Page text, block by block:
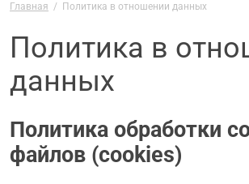
Главная / Политика в отношении данных
Политика в
данных
Политика обработки
файлов (cookies)